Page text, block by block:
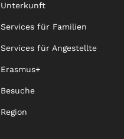
Unterkunft
Services für Familien
Services für Angestellte
Erasmus+
Besuche
Region